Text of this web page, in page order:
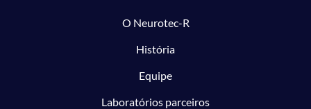
O Neurotec-R
História
Equipe
Laboratórios parceiros